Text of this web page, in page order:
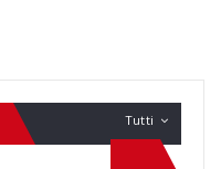
Tutti